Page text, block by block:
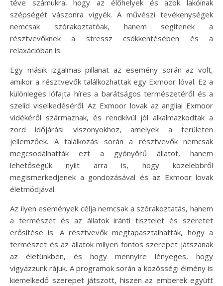
téve számukra, hogy az élőhelyek és azok lakóinak
szépségét vászonra vigyék. A művészi tevékenységek
nemcsak szórakoztatóak, hanem segítenek a
résztvevőknek a stressz csökkentésében és a
relaxációban is.
Egy másik izgalmas pillanat az esemény során az volt,
amikor a résztvevők találkozhattak egy Exmoor lóval. Ez a
különleges lófajta híres a barátságos természetéről és a
szelíd viselkedéséről. Az Exmoor lovak az angliai Exmoor
vidékéről származnak, és rendkívül jól alkalmazkodtak a
zord időjárási viszonyokhoz, amelyek a területen
jellemzőek. A találkozás során a résztvevők nemcsak
megcsodálhatták ezt a gyönyörű állatot, hanem
lehetőségük nyílt arra is, hogy közelebbről
megismerkedjenek a gondozásával és az Exmoor lovak
életmódjával.
Az ilyen események célja nemcsak a szórakoztatás, hanem
a természet és az állatok iránti tisztelet és szeretet
erősítése is. A résztvevők megtapasztalhatták, hogy a
természet és az állatok milyen fontos szerepet játszanak
az életünkben, és hogy mennyire lényeges, hogy
vigyázzunk rájuk. A programok során a közösségi élmény is
kiemelkedő szerepet játszott, hiszen az emberek együtt